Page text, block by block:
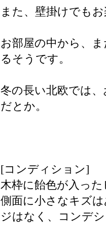
また、壁掛けでも
お部屋の中から、
るそうです。
冬の長い北欧では
だとか。
[コンディション]
木枠に飴色が入っ
側面に小さなキズ
ジはなく、コンデ